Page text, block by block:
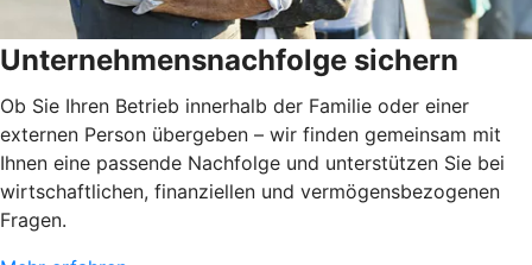
Unternehmensnachfolge sichern
Ob Sie Ihren Betrieb innerhalb der Familie oder einer
externen Person übergeben – wir finden gemeinsam mit
Ihnen eine passende Nachfolge und unterstützen Sie bei
wirtschaftlichen, finanziellen und vermögensbezogenen
Fragen.